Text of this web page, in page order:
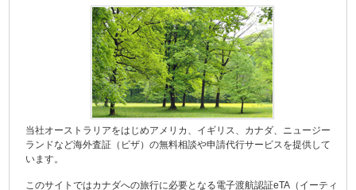
当社オーストラリアをはじめアメリカ、イギリス、カナダ、ニュージー
ランドなど海外査証（ビザ）の無料相談や申請代行サービスを提供して
います。
このサイトではカナダへの旅行に必要となる電子渡航認証eTA（イーティ